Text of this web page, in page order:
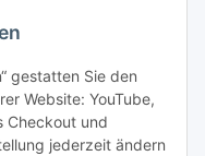
gestatten Sie den
Website: YouTube,
Checkout und
jederzeit ändern